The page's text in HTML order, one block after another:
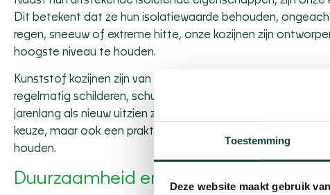
Toestemming
Deze website maakt gebruik
Dit betekent dat ze hun isolatiewaarde behouden,
regen, sneeuw of extreme hitte, onze kozijnen zijn
hoogste niveau te houden.
Kunststof kozijnen zijn van nature onderhoudsarm, wat
regelmatig schilderen, schuren of repareren. Ze zijn
jarenlang als nieuw uitzien zonder dat u er veel omkijken
keuze, maar ook een praktische keuze voor huiseigenaren
houden.
Duurzaamheid en een lange